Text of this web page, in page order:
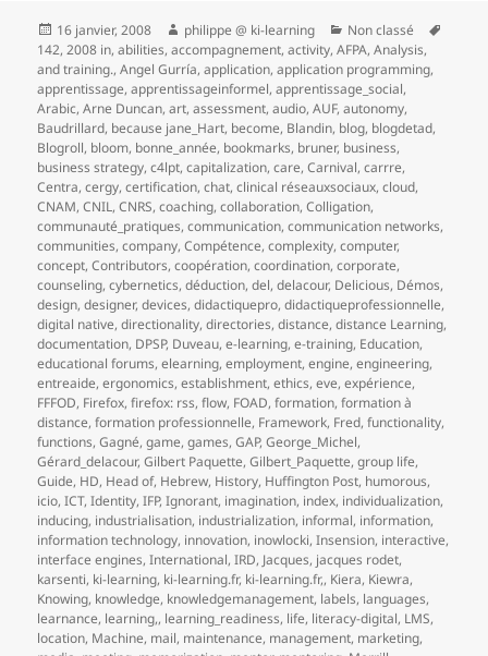
Publié
le
16 janvier, 2008 Auteur
philippe @ ki-learning Catégories
Non classé
142,2008 in,abilities,accompagnement,activity,AFPA,Analysis,
and training.,Angel Gurría,application,application programming,
apprentissage,apprentissageinformel,apprentissage_social,
Arabic,Arne Duncan,art,assessment,audio,AUF,autonomy,
Baudrillard, because jane_Hart, become, Blandin, blog, blogdetad,
Blogroll, bloom, bonne_année, bookmarks, bruner, business,
business strategy,c4lpt,capitalization,care,Carnival,carrre,
Centra,cergy,certification,chat,clinical réseauxsociaux,cloud,
CNAM,CNIL,CNRS,coaching,collaboration,Colligation,
communauté_pratiques,communication,communication networks,
communities,company,Compétence,complexity,computer,
concept,Contributors,coopération,coordination,corporate,
counseling,cybernetics,déduction,del,delacour, Delicious, Démos,
design,designer,devices,didactiquepro,didactiqueprofessionnelle,
digital native,directionality,directories,distance,distance Learning,
documentation, DPSP, Duveau,e-learning,e-training, Education,
educational forums,elearning,employment,engine,engineering,
entreaide,ergonomics,establishment,ethics,eve,expérience,
FFFOD, Firefox,firefox: rss,flow, FOAD,formation,formation à
distance,formation professionnelle, Framework, Fred,functionality,
functions,Gagné,game,games,GAP,George_Michel,
Gérard_delacour,Gilbert Paquette,Gilbert_Paquette,group life,
Guide, HD, Head of, Hebrew, History, Huffington Post, humorous,
icio,ICT,Identity,IFP,Ignorant, imagination, index, individualization,
inducing, industrialisation, industrialization, informal, information,
information technology, innovation, inowlocki,Insension, interactive,
interface engines,International,IRD, Jacques, jacques rodet,
karsenti, ki-learning, ki-learning.fr, ki-learning.fr,, Kiera, Kiewra,
Knowing, knowledge, knowledgemanagement, labels, languages,
learnance, learning,, learning_readiness, life, literacy-digital, LMS,
location, Machine, mail, maintenance, management, marketing,